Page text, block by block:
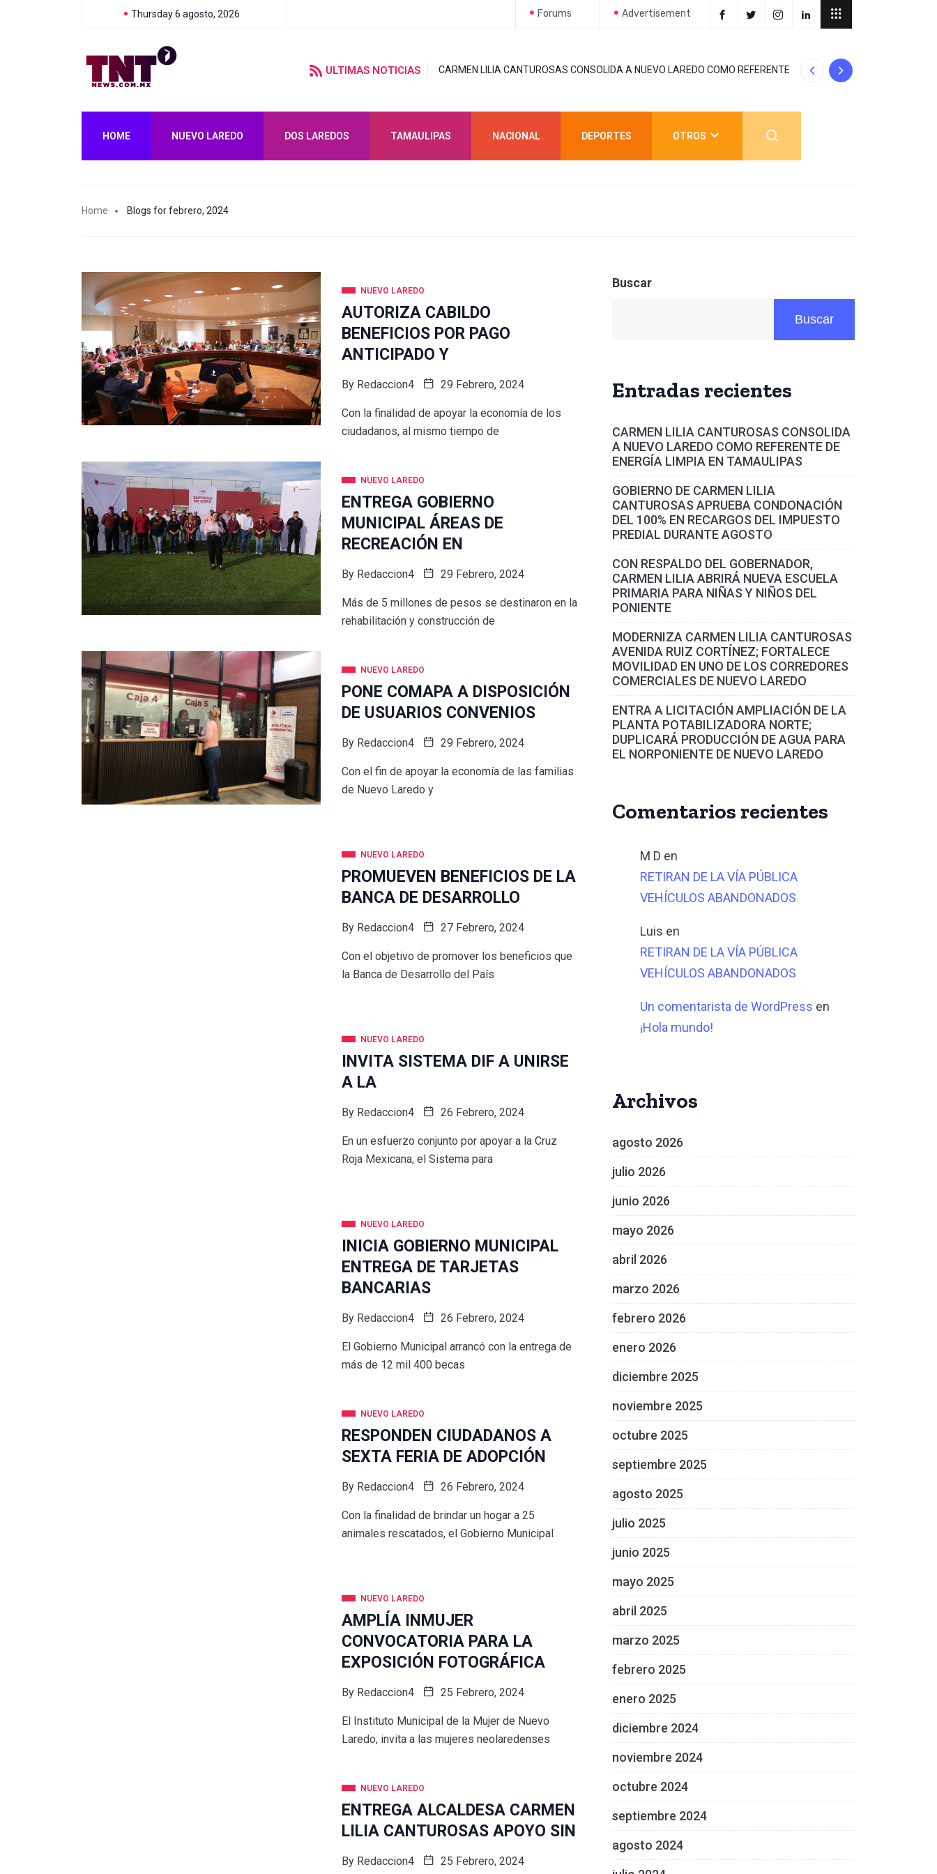
Thursday 6 agosto, 2026 Forums Advertisement
ULTIMAS NOTICIAS CARMEN LILIA CANTUROSAS CONSOLIDA A NUEVO LAREDO COMO REFERENTE DE
HOME NUEVO LAREDO DOS LAREDOS TAMAULIPAS NACIONAL DEPORTES OTROS
Home Blogs for febrero, 2024
NUEVO LAREDO
AUTORIZA CABILDO
BENEFICIOS POR PAGO
ANTICIPADO Y
By Redaccion4 29 Febrero, 2024
Con la finalidad de apoyar la economía de los
ciudadanos, al mismo tiempo de
NUEVO LAREDO
ENTREGA GOBIERNO
MUNICIPAL ÁREAS DE
RECREACIÓN EN
By Redaccion4 29 Febrero, 2024
Más de 5 millones de pesos se destinaron en la
rehabilitación y construcción de
NUEVO LAREDO
PONE COMAPA A DISPOSICIÓN
DE USUARIOS CONVENIOS
By Redaccion4 29 Febrero, 2024
Con el fin de apoyar la economía de las familias
de Nuevo Laredo y
NUEVO LAREDO
PROMUEVEN BENEFICIOS DE LA
BANCA DE DESARROLLO
By Redaccion4 27 Febrero, 2024
Con el objetivo de promover los beneficios que
la Banca de Desarrollo del País
NUEVO LAREDO
INVITA SISTEMA DIF A UNIRSE
A LA
By Redaccion4 26 Febrero, 2024
En un esfuerzo conjunto por apoyar a la Cruz
Roja Mexicana, el Sistema para
NUEVO LAREDO
INICIA GOBIERNO MUNICIPAL
ENTREGA DE TARJETAS
BANCARIAS
By Redaccion4 26 Febrero, 2024
El Gobierno Municipal arrancó con la entrega de
más de 12 mil 400 becas
NUEVO LAREDO
RESPONDEN CIUDADANOS A
SEXTA FERIA DE ADOPCIÓN
By Redaccion4 26 Febrero, 2024
Con la finalidad de brindar un hogar a 25
animales rescatados, el Gobierno Municipal
NUEVO LAREDO
AMPLÍA INMUJER
CONVOCATORIA PARA LA
EXPOSICIÓN FOTOGRÁFICA
By Redaccion4 25 Febrero, 2024
El Instituto Municipal de la Mujer de Nuevo
Laredo, invita a las mujeres neolaredenses
NUEVO LAREDO
ENTREGA ALCALDESA CARMEN
LILIA CANTUROSAS APOYO SIN
By Redaccion4 25 Febrero, 2024
Buscar
Buscar
Entradas recientes
CARMEN LILIA CANTUROSAS CONSOLIDA
A NUEVO LAREDO COMO REFERENTE DE
ENERGÍA LIMPIA EN TAMAULIPAS
GOBIERNO DE CARMEN LILIA
CANTUROSAS APRUEBA CONDONACIÓN
DEL 100% EN RECARGOS DEL IMPUESTO
PREDIAL DURANTE AGOSTO
CON RESPALDO DEL GOBERNADOR,
CARMEN LILIA ABRIRÁ NUEVA ESCUELA
PRIMARIA PARA NIÑAS Y NIÑOS DEL
PONIENTE
MODERNIZA CARMEN LILIA CANTUROSAS
AVENIDA RUIZ CORTÍNEZ; FORTALECE
MOVILIDAD EN UNO DE LOS CORREDORES
COMERCIALES DE NUEVO LAREDO
ENTRA A LICITACIÓN AMPLIACIÓN DE LA
PLANTA POTABILIZADORA NORTE;
DUPLICARÁ PRODUCCIÓN DE AGUA PARA
EL NORPONIENTE DE NUEVO LAREDO
Comentarios recientes
M D en
RETIRAN DE LA VÍA PÚBLICA
VEHÍCULOS ABANDONADOS
Luis en
RETIRAN DE LA VÍA PÚBLICA
VEHÍCULOS ABANDONADOS
Un comentarista de WordPress en
¡Hola mundo!
Archivos
agosto 2026
julio 2026
junio 2026
mayo 2026
abril 2026
marzo 2026
febrero 2026
enero 2026
diciembre 2025
noviembre 2025
octubre 2025
septiembre 2025
agosto 2025
julio 2025
junio 2025
mayo 2025
abril 2025
marzo 2025
febrero 2025
enero 2025
diciembre 2024
noviembre 2024
octubre 2024
septiembre 2024
agosto 2024